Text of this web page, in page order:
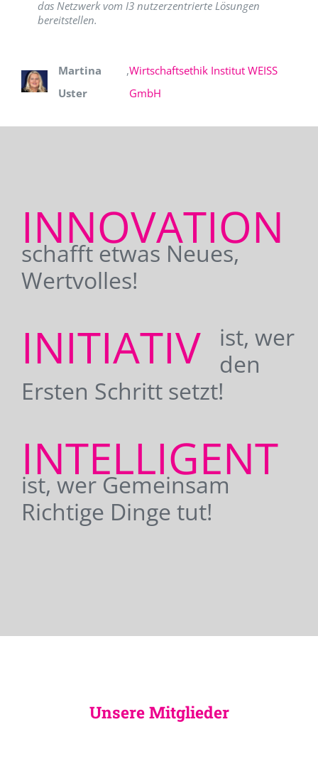
das Netzwerk vom I3 nutzerzentrierte Lösungen
bereitstellen.
Martina
Uster
,Wirtschaftsethik Institut WEISS
GmbH
INNOVATION
schafft etwas Neues,
Wertvolles!
INITIATIV
ist, wer
den
Ersten Schritt setzt!
INTELLIGENT
ist, wer Gemeinsam
Richtige Dinge tut!
Unsere Mitglieder